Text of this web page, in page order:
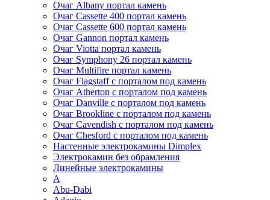
Очаг Albany портал камень
Очаг Cassette 400 портал камень
Очаг Cassette 600 портал камень
Очаг Gannon портал камень
Очаг Viotta портал камень
Очаг Symphony 26 портал камень
Очаг Multifire портал камень
Очаг Flagstaff с порталом под камень
Очаг Atherton с порталом под камень
Очаг Danville с порталом под камень
Очаг Brookline с порталом под камень
Очаг Cavendish с порталом под камень
Очаг Chesford с порталом под камень
Настенные электрокамины Dimplex
Электрокамин без обрамления
Линейные электрокамины
A
Abu-Dabi